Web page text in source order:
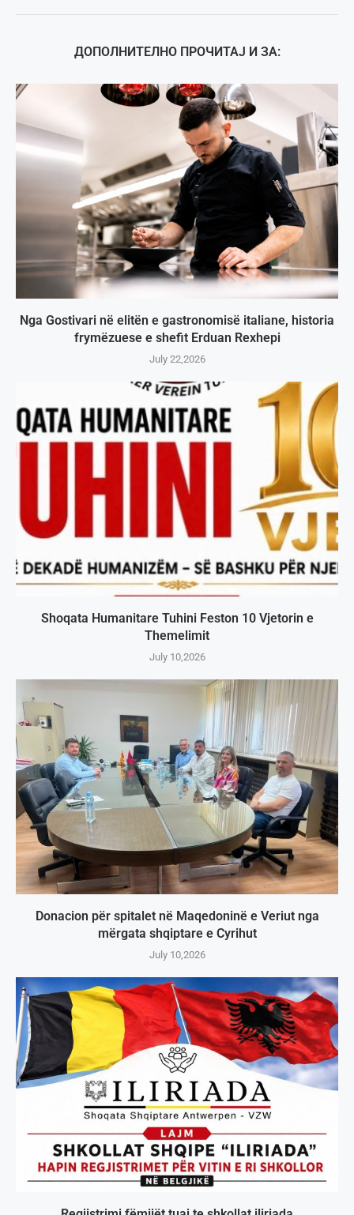
ДОПОЛНИТЕЛНО ПРОЧИТАЈ И ЗА:
Nga Gostivari në elitën e gastronomisë italiane, historia
frymëzuese e shefit Erduan Rexhepi
July 22,2026
Shoqata Humanitare Tuhini Feston 10 Vjetorin e
Themelimit
July 10,2026
Donacion për spitalet në Maqedoninë e Veriut nga
mërgata shqiptare e Cyrihut
July 10,2026